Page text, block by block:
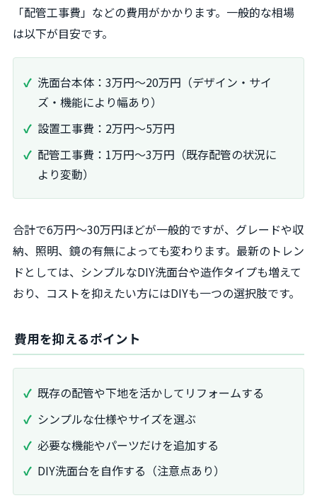
「配管工事費」などの費用がかかります。一般的な相場
は以下が目安です。
洗面台本体：3万円～20万円（デザイン・サイ
ズ・機能により幅あり）
設置工事費：2万円～5万円
配管工事費：1万円～3万円（既存配管の状況に
より変動）
合計で6万円～30万円ほどが一般的ですが、グレードや収
納、照明、鏡の有無によっても変わります。最新のトレン
ドとしては、シンプルなDIY洗面台や造作タイプも増えて
おり、コストを抑えたい方にはDIYも一つの選択肢です。
費用を抑えるポイント
既存の配管や下地を活かしてリフォームする
シンプルな仕様やサイズを選ぶ
必要な機能やパーツだけを追加する
DIY洗面台を自作する（注意点あり）